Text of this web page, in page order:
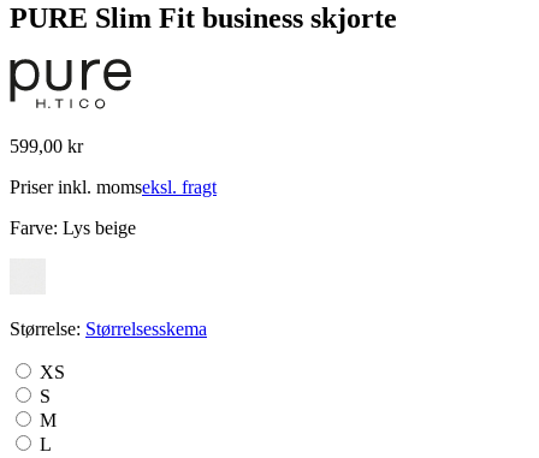
PURE Slim Fit business skjorte
599,00 kr
Priser inkl. momseksl. fragt
Farve: Lys beige
Størrelse: Størrelsesskema
XS
S
M
L